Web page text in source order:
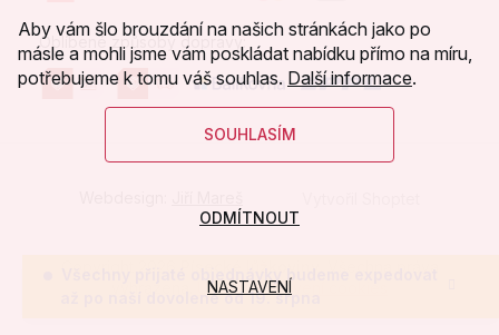
Aby vám šlo brouzdání na našich stránkách jako po
másle a mohli jsme vám poskládat nabídku přímo na míru,
potřebujeme k tomu váš souhlas. Další informace.
SOUHLASÍM
NASTAVENÍ
ODMÍTNOUT
Všechny přijaté objednávky budeme expedovat
až po naší dovolené od 19. srpna
Oblíbené způsoby dopravy:
Upravit nastavení cookies